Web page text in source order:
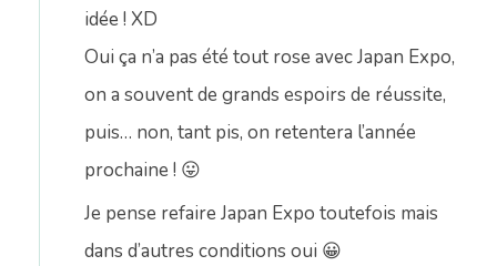
idée ! XD
Oui ça n’a pas été tout rose avec Japan Expo,
on a souvent de grands espoirs de réussite,
puis… non, tant pis, on retentera l’année
prochaine ! 😛
Je pense refaire Japan Expo toutefois mais
dans d’autres conditions oui 😀